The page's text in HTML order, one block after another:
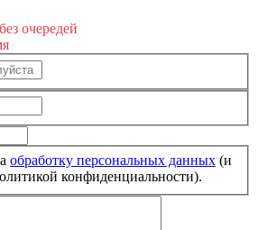
очередей
обработку персональных данных (и
конфиденциальности).